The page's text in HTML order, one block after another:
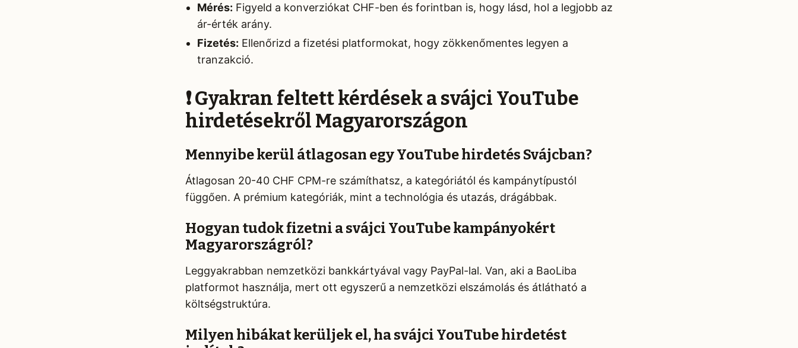
Mérés: Figyeld a konverziókat CHF-ben és forintban is, hogy lásd, hol a legjobb az
ár-érték arány.
Fizetés: Ellenőrizd a fizetési platformokat, hogy zökkenőmentes legyen a
tranzakció.
❗ Gyakran feltett kérdések a svájci YouTube
hirdetésekről Magyarországon
Mennyibe kerül átlagosan egy YouTube hirdetés Svájcban?
Átlagosan 20-40 CHF CPM-re számíthatsz, a kategóriától és kampánytípustól
függően. A prémium kategóriák, mint a technológia és utazás, drágábbak.
Hogyan tudok fizetni a svájci YouTube kampányokért
Magyarországról?
Leggyakrabban nemzetközi bankkártyával vagy PayPal-lal. Van, aki a BaoLiba
platformot használja, mert ott egyszerű a nemzetközi elszámolás és átlátható a
költségstruktúra.
Milyen hibákat kerüljek el, ha svájci YouTube hirdetést